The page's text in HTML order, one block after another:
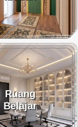
Ruang
Belajar